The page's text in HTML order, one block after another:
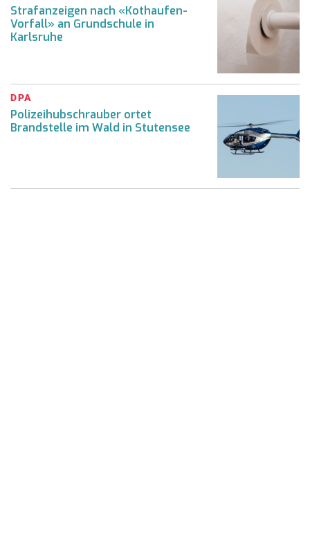
Strafanzeigen nach «Kothaufen-
Vorfall» an Grundschule in
Karlsruhe
DPA
Polizeihubschrauber ortet
Brandstelle im Wald in Stutensee